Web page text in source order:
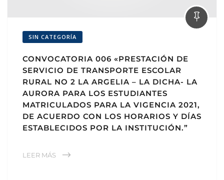
SIN CATEGORÍA
CONVOCATORIA 006 «PRESTACIÓN DE
SERVICIO DE TRANSPORTE ESCOLAR
RURAL NO 2 LA ARGELIA – LA DICHA- LA
AURORA PARA LOS ESTUDIANTES
MATRICULADOS PARA LA VIGENCIA 2021,
DE ACUERDO CON LOS HORARIOS Y DÍAS
ESTABLECIDOS POR LA INSTITUCIÓN.”
LEER MÁS